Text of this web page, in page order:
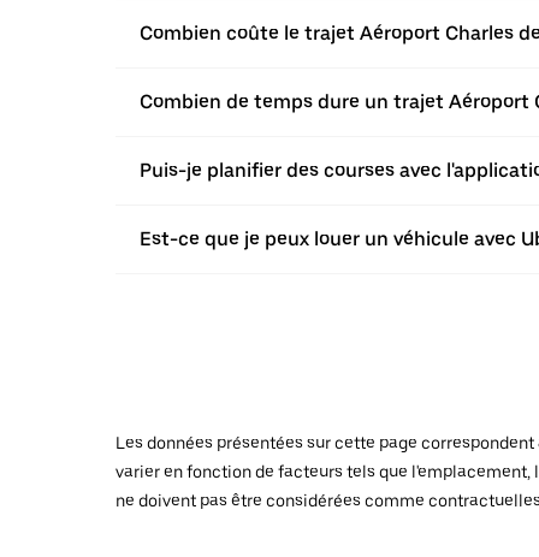
Combien coûte le trajet Aéroport Charles
Combien de temps dure un trajet Aéroport
Puis-je planifier des courses avec
Est-ce que je peux louer un véhicule avec
Les données présentées sur cette page
varier en fonction de facteurs tels que
ne doivent pas être considérées comme